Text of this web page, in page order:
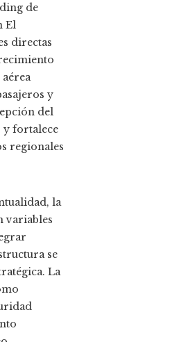
de
El
directas
y
del
y fortalece
regionales
la
variables
se
La